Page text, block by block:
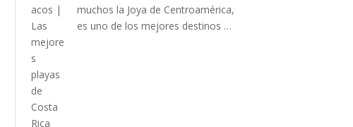
muchos la Joya de Centroamérica,
es uno de los mejores destinos …